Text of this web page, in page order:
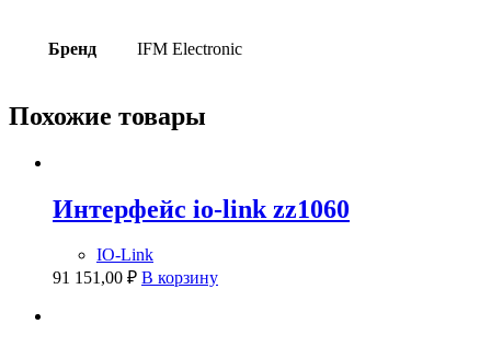
Бренд IFM Electronic
Похожие товары
Интерфейс io-link zz1060
IO-Link
91 151,00 ₽ В корзину